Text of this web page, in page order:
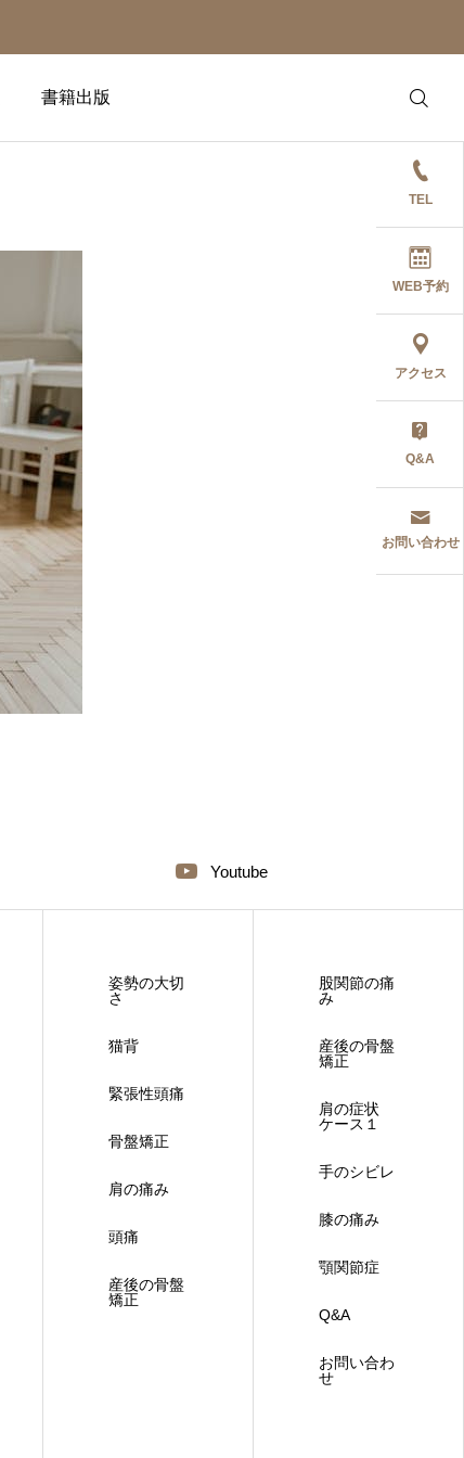
書籍出版
TEL
WEB予約
アクセス
Q&A
お問い合わせ
Youtube
姿勢の大切
さ
猫背
緊張性頭痛
骨盤矯正
肩の痛み
頭痛
産後の骨盤
矯正
股関節の痛
み
産後の骨盤
矯正
肩の症状
ケース１
手のシビレ
膝の痛み
顎関節症
Q&A
お問い合わ
せ